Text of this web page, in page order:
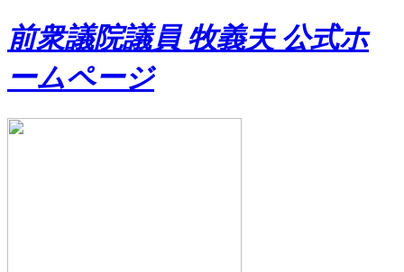
前衆議院議員 牧義夫 公式ホ
ームページ